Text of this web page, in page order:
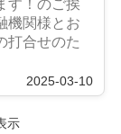
す！のご挨
機関様とお
打合せのた
2025-03-10
示